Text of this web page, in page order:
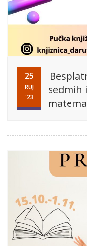
25
RUJ
'23
sedmih